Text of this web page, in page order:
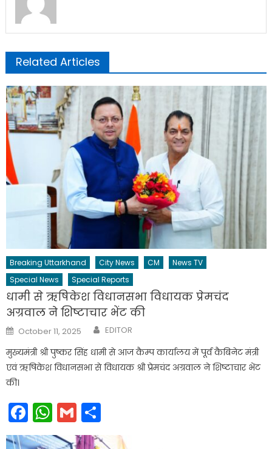
Related Articles
Breaking Uttarkhand City News CM
News TV
Special News
Special Reports
धामी से ऋषिकेश विधानसभा विधायक प्रेमचंद
अग्रवाल ने शिष्टाचार भेंट की
Posted
on
October 11, 2025 Author
EDITOR
मुख्यमंत्री श्री पुष्कर सिंह धामी से आज कैम्प कार्यालय में पूर्व कैबिनेट मंत्री
एवं ऋषिकेश विधानसभा से विधायक श्री प्रेमचंद अग्रवाल ने शिष्टाचार भेंट
की।
Facebook
WhatsApp
Gmail